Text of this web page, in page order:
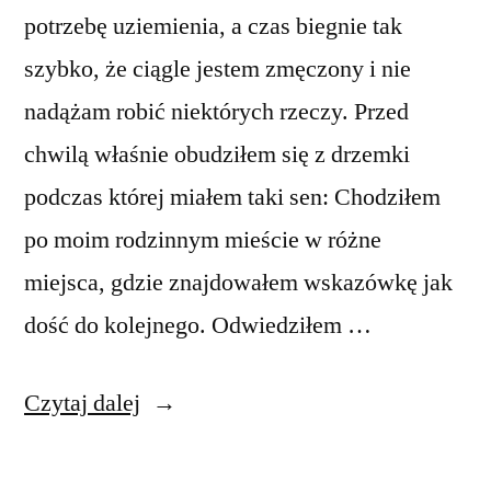
potrzebę uziemienia, a czas biegnie tak
szybko, że ciągle jestem zmęczony i nie
nadążam robić niektórych rzeczy. Przed
chwilą właśnie obudziłem się z drzemki
podczas której miałem taki sen: Chodziłem
po moim rodzinnym mieście w różne
miejsca, gdzie znajdowałem wskazówkę jak
dość do kolejnego. Odwiedziłem …
Czytaj dalej „Sen”